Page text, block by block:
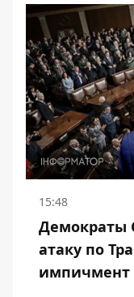
15:48
Демократы
атаку по
импичмент